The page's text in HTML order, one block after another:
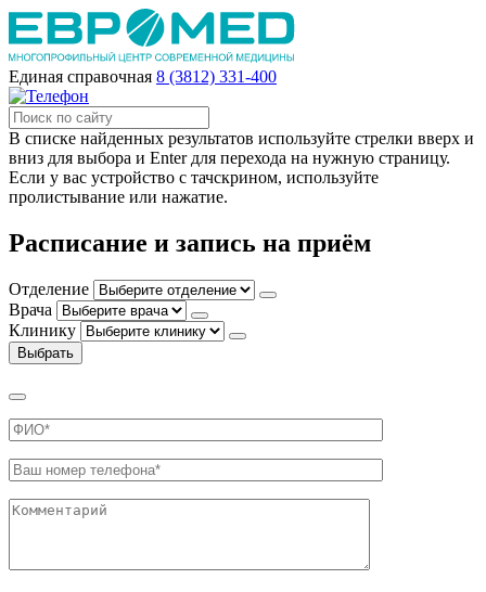
Единая справочная 8 (3812) 331-400
В списке найденных результатов используйте стрелки вверх и
вниз для выбора и Enter для перехода на нужную страницу.
Если у вас устройство с тачскрином, используйте
пролистывание или нажатие.
Расписание и запись на приём
Отделение
Врача
Клинику
Выбрать